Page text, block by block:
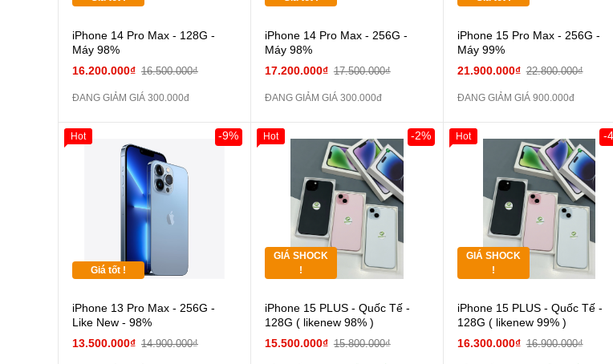
iPhone 14 Pro Max - 128G -
Máy 98%
16.200.000₫ 16.500.000₫
ĐANG GIẢM GIÁ 300.000đ
iPhone 14 Pro Max - 256G -
Máy 98%
17.200.000₫ 17.500.000₫
ĐANG GIẢM GIÁ 300.000đ
iPhone 15 Pro Max - 256G -
Máy 99%
21.900.000₫ 22.800.000₫
ĐANG GIẢM GIÁ 900.000đ
Giá tốt !
iPhone 13 Pro Max - 256G -
Like New - 98%
13.500.000₫ 14.900.000₫
-9%
Hot
GIÁ SHOCK
!
Giảm 100.000đ
Khách Hàng
Tặng
Cường lực 10D full
màn
tai nghe iPhone 6S
iPhone 15 PLUS - Quốc Tế -
128G ( likenew 98% )
15.500.000₫ 15.800.000₫
-2%
Hot
GIÁ SHOCK
!
Giảm 100.000đ
Khách
Tặng
Cường lực 10D full
màn
tai nghe iPhone 6S
iPhone 15 PLUS - Quốc Tế -
128G ( likenew 99% )
16.300.000₫ 16.900.000₫
-
Hot